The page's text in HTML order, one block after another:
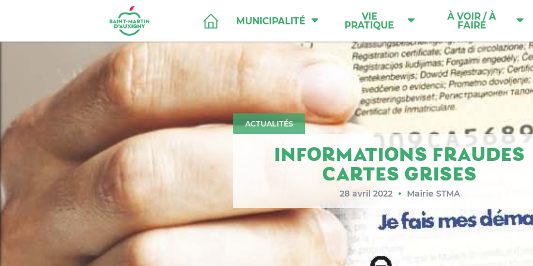
MUNICIPALITÉ VIE
PRATIQUE
À VOIR / À
FAIRE
ACTUALITÉS
INFORMATIONS FRAUDES
CARTES GRISES
28 avril 2022 ● Mairie STMA